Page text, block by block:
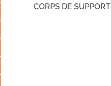
CORPS DE SUPPORT